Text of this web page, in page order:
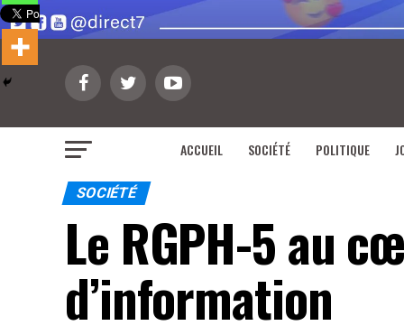
ACCUEIL SOCIÉTÉ POLITIQUE
SOCIÉTÉ
Le RGPH-5 au
d’information